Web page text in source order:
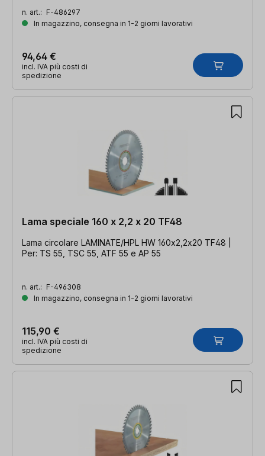
n. art.: F-486297
In magazzino, consegna in 1-2 giorni lavorativi
94,64 €
incl. IVA più costi di
spedizione
Lama speciale 160 x 2,2 x 20 TF48
Lama circolare LAMINATE/HPL HW 160x2,2x20 TF48 |
Per: TS 55, TSC 55, ATF 55 e AP 55
n. art.: F-496308
In magazzino, consegna in 1-2 giorni lavorativi
115,90 €
incl. IVA più costi di
spedizione